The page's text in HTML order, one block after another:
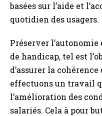
basées sur l’aide et
quotidien des usagers.
Préserver
de handicap, tel est
d’assurer la
effectuons un travail
l’amélioration des
salariés. Cela à pour